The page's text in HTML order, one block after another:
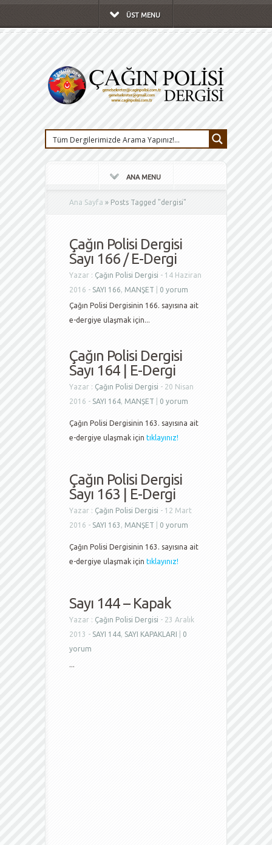
ÜST MENU
ANA MENU
Ana Sayfa » Posts Tagged "dergisi"
Çağın Polisi Dergisi
Sayı 166 / E-Dergi
Yazar : Çağın Polisi Dergisi - 14 Haziran
2016 - SAYI 166, MANŞET
0 yorum
Çağın Polisi Dergisinin 166. sayısına ait
e-dergiye ulaşmak için...
Çağın Polisi Dergisi
Sayı 164 | E-Dergi
Yazar : Çağın Polisi Dergisi - 20 Nisan
2016 - SAYI 164, MANŞET 0 yorum
Çağın Polisi Dergisinin 163. sayısına ait
e-dergiye ulaşmak için tıklayınız!
Çağın Polisi Dergisi
Sayı 163 | E-Dergi
Yazar : Çağın Polisi Dergisi - 12 Mart
2016 - SAYI 163 , MANŞET 0 yorum
Çağın Polisi Dergisinin 163. sayısına ait
e-dergiye ulaşmak için tıklayınız!
Sayı 144 – Kapak
Yazar : Çağın Polisi Dergisi - 23 Aralık
2013 - SAYI 144, SAYI KAPAKLARI
0
yorum
...